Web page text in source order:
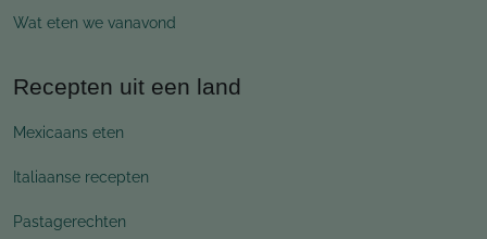
Wat eten we vanavond
Recepten uit een land
Mexicaans eten
Italiaanse recepten
Pastagerechten